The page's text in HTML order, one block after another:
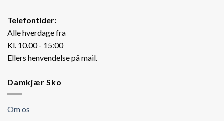
Telefontider:
Alle hverdage fra
Kl. 10.00 - 15:00
Ellers henvendelse på mail.
Damkjær Sko
Om os